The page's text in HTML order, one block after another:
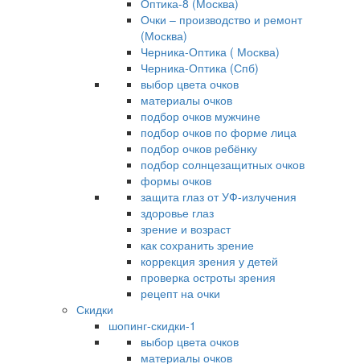
Оптика-8 (Москва)
Очки – производство и ремонт
(Москва)
Черника-Оптика ( Москва)
Черника-Оптика (Спб)
выбор цвета очков
материалы очков
подбор очков мужчине
подбор очков по форме лица
подбор очков ребёнку
подбор солнцезащитных очков
формы очков
защита глаз от УФ-излучения
здоровье глаз
зрение и возраст
как сохранить зрение
коррекция зрения у детей
проверка остроты зрения
рецепт на очки
Скидки
шопинг-скидки-1
выбор цвета очков
материалы очков